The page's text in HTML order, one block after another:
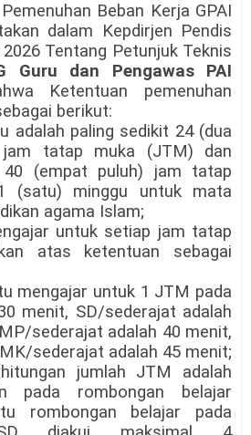
Beban Kerja GPAI
dalam Kepdirjen Pendis
Tentang Petunjuk Teknis
Guru dan Pengawas PAI
Ketentuan pemenuhan
berikut:
adalah paling sedikit 24 (dua
tatap muka (JTM) dan
40 (empat puluh) jam tatap
(satu) minggu untuk mata
agama Islam;
untuk setiap jam tatap
atas ketentuan sebagai
mengajar untuk 1 JTM pada
menit, SD/sederajat adalah
sederajat adalah 40 menit,
sederajat adalah 45 menit;
jumlah JTM adalah
pada rombongan belajar
rombongan belajar pada